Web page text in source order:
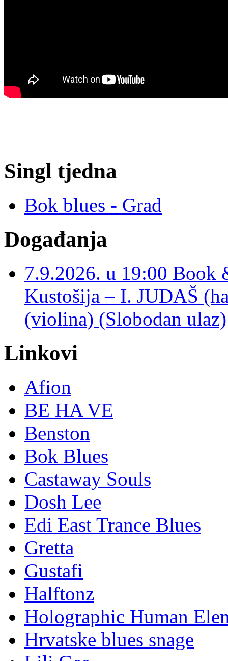
Singl tjedna
Bok blues - Grad
Događanja
7.9.2026. u 19:00 Book
Kustošija – I. JUDAŠ
(violina) (Slobodan ulaz)
Linkovi
Afion
BE HA VE
Benston
Bok Blues
Castaway Souls
Dosh Lee
Edi East Trance Blues
Gretta
Gustafi
Halftonz
Holographic Human
Hrvatske blues snage